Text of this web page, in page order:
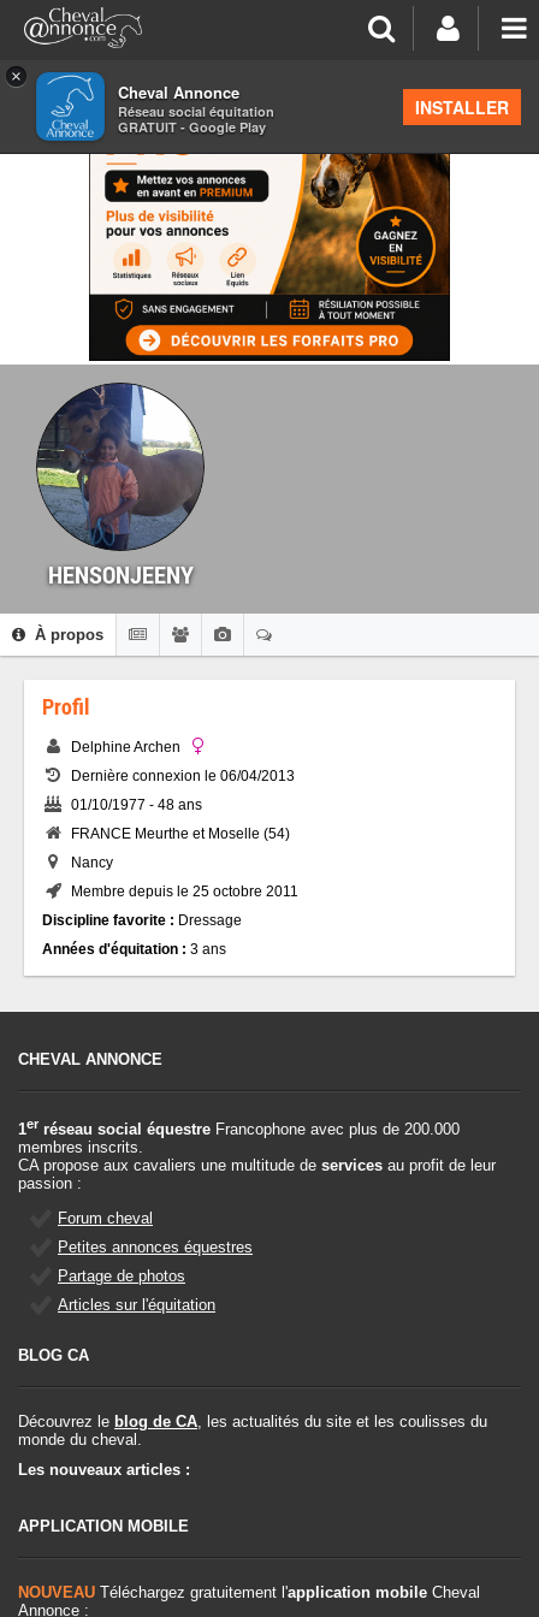
×
Cheval Annonce
Réseau social équitation
GRATUIT - Google Play
INSTALLER
HENSONJEENY
À propos
Profil
Delphine Archen
Dernière connexion le 06/04/2013
01/10/1977 - 48 ans
FRANCE Meurthe et Moselle (54)
Nancy
Membre depuis le 25 octobre 2011
Discipline favorite : Dressage
Années d'équitation : 3 ans
CHEVAL ANNONCE
1er réseau social équestre Francophone avec plus de 200.000
membres inscrits.
CA propose aux cavaliers une multitude de services au profit de leur
passion :
Forum cheval
Petites annonces équestres
Partage de photos
Articles sur l'équitation
BLOG CA
Découvrez le blog de CA, les actualités du site et les coulisses du
monde du cheval.
Les nouveaux articles :
APPLICATION MOBILE
NOUVEAU Téléchargez gratuitement l'application mobile Cheval
Annonce :